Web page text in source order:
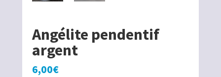
Angélite pendentif
argent
6,00€